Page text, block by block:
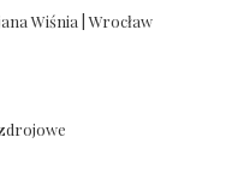
Wiśnia | Wrocław